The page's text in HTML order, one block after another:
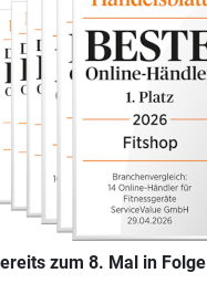
zum 8. Mal in Folge